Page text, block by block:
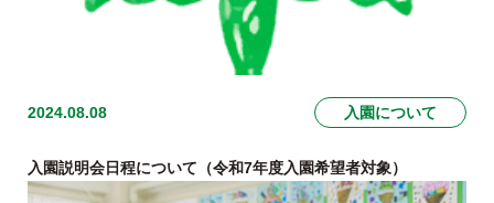
2024.08.08 入園について
入園説明会日程について（令和7年度入園希望者対象）